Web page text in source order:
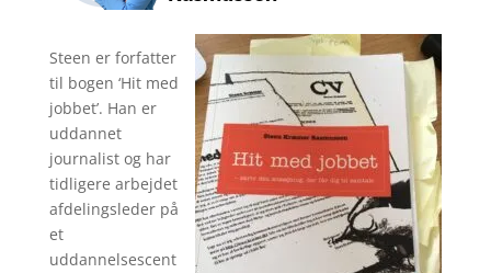
Steen er forfatter
til bogen ‘Hit med
jobbet’. Han er
uddannet
journalist og har
tidligere arbejdet
afdelingsleder på
et
uddannelsescent